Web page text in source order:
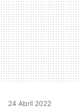
24 Abril 2022